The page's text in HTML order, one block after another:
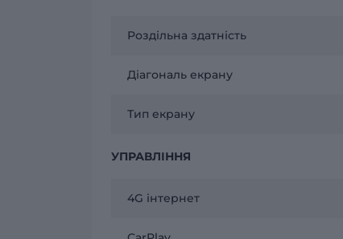
Роздільна здатність
Діагональ екрану
Тип екрану
УПРАВЛІННЯ
4G інтернет